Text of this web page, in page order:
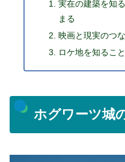
実在の建築を知
まる
映画と現実のつ
ロケ地を知るこ
ホグワーツ城